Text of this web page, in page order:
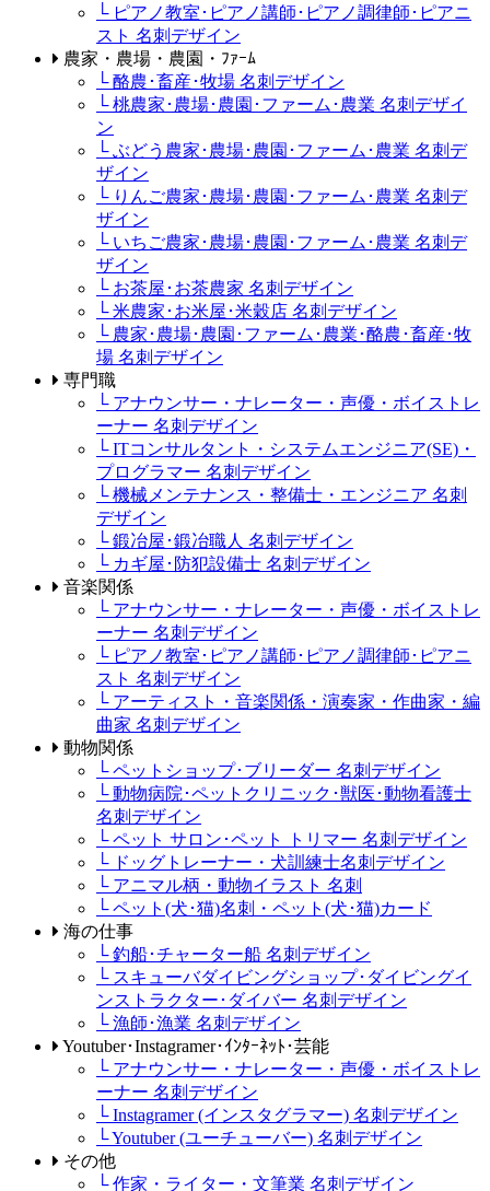
└ ピアノ教室･ピアノ講師･ピアノ調律師･ピアニ
スト 名刺デザイン
農家・農場・農園・ﾌｧｰﾑ
└ 酪農･畜産･牧場 名刺デザイン
└ 桃農家･農場･農園･ファーム･農業 名刺デザイ
ン
└ ぶどう農家･農場･農園･ファーム･農業 名刺デ
ザイン
└ りんご農家･農場･農園･ファーム･農業 名刺デ
ザイン
└ いちご農家･農場･農園･ファーム･農業 名刺デ
ザイン
└ お茶屋･お茶農家 名刺デザイン
└ 米農家･お米屋･米穀店 名刺デザイン
└ 農家･農場･農園･ファーム･農業･酪農･畜産･牧
場 名刺デザイン
専門職
└ アナウンサー・ナレーター・声優・ボイストレ
ーナー 名刺デザイン
└ ITコンサルタント・システムエンジニア(SE)・
プログラマー 名刺デザイン
└ 機械メンテナンス・整備士・エンジニア 名刺
デザイン
└ 鍛冶屋･鍛冶職人 名刺デザイン
└ カギ屋･防犯設備士 名刺デザイン
音楽関係
└ アナウンサー・ナレーター・声優・ボイストレ
ーナー 名刺デザイン
└ ピアノ教室･ピアノ講師･ピアノ調律師･ピアニ
スト 名刺デザイン
└ アーティスト・音楽関係・演奏家・作曲家・編
曲家 名刺デザイン
動物関係
└ ペットショップ･ブリーダー 名刺デザイン
└ 動物病院･ペットクリニック･獣医･動物看護士
名刺デザイン
└ ペット サロン･ペット トリマー 名刺デザイン
└ ドッグトレーナー・犬訓練士名刺デザイン
└ アニマル柄・動物イラスト 名刺
└ ペット(犬･猫)名刺・ペット(犬･猫)カード
海の仕事
└ 釣船･チャーター船 名刺デザイン
└ スキューバダイビングショップ･ダイビングイ
ンストラクター･ダイバー 名刺デザイン
└ 漁師･漁業 名刺デザイン
Youtuber･Instagramer･ｲﾝﾀｰﾈｯﾄ･芸能
└ アナウンサー・ナレーター・声優・ボイストレ
ーナー 名刺デザイン
└ Instagramer (インスタグラマー) 名刺デザイン
└ Youtuber (ユーチューバー) 名刺デザイン
その他
└ 作家・ライター・文筆業 名刺デザイン